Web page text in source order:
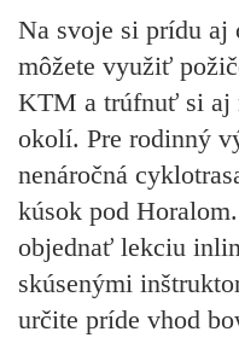
Na svoje si prídu
môžete využiť
KTM a trúfnuť si aj
okolí. Pre rodinný
nenáročná
kúsok pod
objednať lekciu
skúsenými
určite príde vhod